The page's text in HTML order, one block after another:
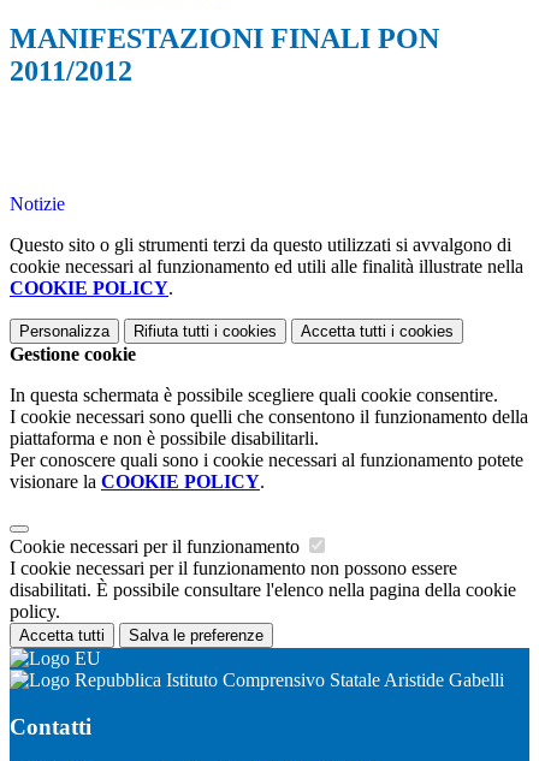
MANIFESTAZIONI FINALI PON
2011/2012
Notizie
Questo sito o gli strumenti terzi da questo utilizzati si avvalgono di
cookie necessari al funzionamento ed utili alle finalità illustrate nella
COOKIE POLICY.
Personalizza Rifiuta tutti i cookies Accetta tutti i cookies
Gestione cookie
In questa schermata è possibile scegliere quali cookie consentire.
I cookie necessari sono quelli che consentono il funzionamento della
piattaforma e non è possibile disabilitarli.
Per conoscere quali sono i cookie necessari al funzionamento potete
visionare la COOKIE POLICY.
Cookie necessari per il funzionamento
I cookie necessari per il funzionamento non possono essere
disabilitati. È possibile consultare l'elenco nella pagina della cookie
policy.
Accetta tutti Salva le preferenze
Istituto Comprensivo Statale Aristide Gabelli
Contatti